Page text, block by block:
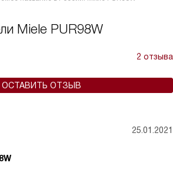
Miele PUR98W
2 отзыва
ОСТАВИТЬ ОТЗЫВ
25.01.2021